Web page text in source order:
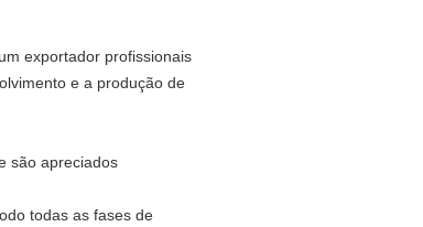
exportador profissionais
e a produção de
são apreciados
todas as fases de